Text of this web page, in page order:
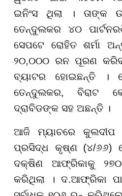
ଇନିଂସ ଥିଲା । ତାଙ୍କ
ତେନ୍ଦୁଲକର ୪୦
ସେପଟେ ରୋହିତ ଶର୍ମା
୨୦,୦୦୦ ରନ ପୂରଣ
ବ୍ୟାଟର ହୋଇଛନ୍ତି ।
ତେନ୍ଦୁଲକର, ବିରାଟ
ଦ୍ରାବିଡଙ୍କ ସହ ଅଛନ୍ତି ।
ଆଜି ମ୍ୟାଚରେ କୁଲଦୀପ
ପ୍ରସିଦ୍ଧ କୃଷ୍ଣ (୪/୬୬)
ଦକ୍ଷିଣ ଆଫ୍ରିକାକୁ
କରିଥିଲା । ଦ.ଆଫ୍ରିକା